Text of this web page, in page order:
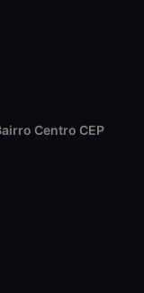
Centro CEP